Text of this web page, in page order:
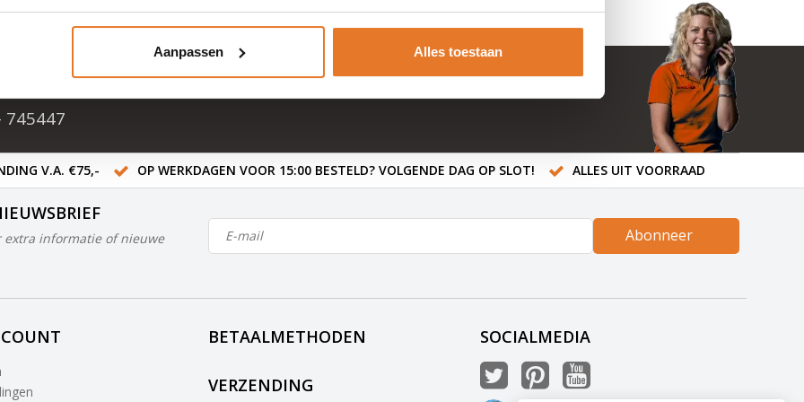
Aanpassen Alles toestaan
in NL & BE
745447
V.A. €75,- OP WERKDAGEN VOOR 15:00 BESTELD? VOLGENDE DAG OP SLOT! ALLES UIT VOORRAAD
extra informatie of nieuwe
Abonneer
BETAALMETHODEN
VERZENDING
SOCIALMEDIA